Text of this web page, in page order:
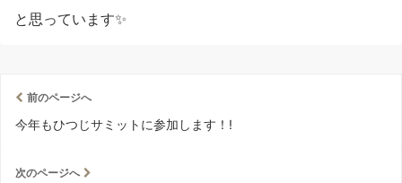
と思っています✨
前のページへ
今年もひつじサミットに参加します！!
次のページへ